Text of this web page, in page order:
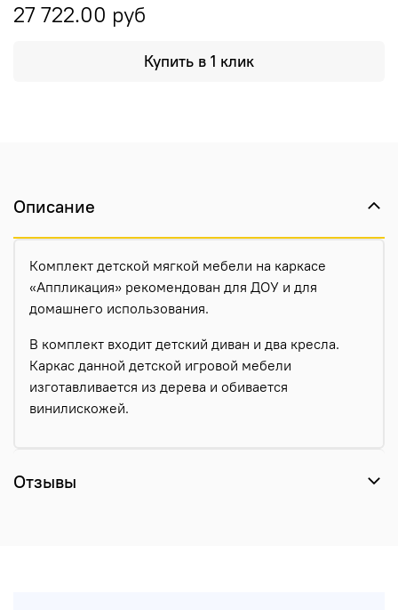
27 722.00 руб
Купить в 1 клик
Описание
Комплект детской мягкой мебели на каркасе
«Аппликация» рекомендован для ДОУ и для
домашнего использования.
В комплект входит детский диван и два кресла.
Каркас данной детской игровой мебели
изготавливается из дерева и обивается
винилискожей.
Отзывы